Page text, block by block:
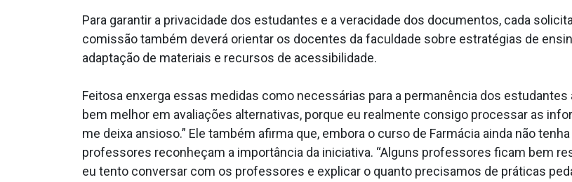
Para garantir a privacidade dos estudantes e a veracidade dos documentos, cada
comissão também deverá orientar os docentes da faculdade sobre estratégias de
adaptação de materiais e recursos de acessibilidade.
Feitosa enxerga essas medidas como necessárias para a permanência dos
bem melhor em avaliações alternativas, porque eu realmente consigo processar as
me deixa ansioso.” Ele também afirma que, embora o curso de Farmácia ainda não
professores reconheçam a importância da iniciativa. “Alguns professores ficam bem
eu tento conversar com os professores e explicar o quanto precisamos de práticas